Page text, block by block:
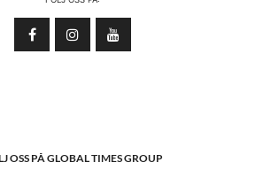
OSS PÅ GLOBAL TIMES GROUP